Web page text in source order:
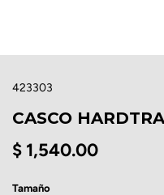
423303
CASCO
$ 1,540.00
Tamaño